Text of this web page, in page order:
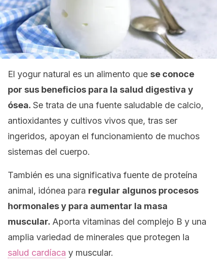
El yogur natural es un alimento que se conoce
por sus beneficios para la salud digestiva y
ósea. Se trata de una fuente saludable de calcio,
antioxidantes y cultivos vivos que, tras ser
ingeridos, apoyan el funcionamiento de muchos
sistemas del cuerpo.
También es una significativa fuente de proteína
animal, idónea para regular algunos procesos
hormonales y para aumentar la masa
muscular. Aporta vitaminas del complejo B y una
amplia variedad de minerales que protegen la
salud cardíaca y muscular.